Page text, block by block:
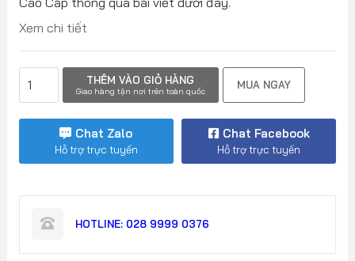
Xem chi tiết
Máy
biệt
thông
THÊM VÀO GIỎ HÀNG
Giao hàng tận nơi trên toàn quốc
MUA NGAY
Chat Zalo
Hỗ trợ trực tuyến
Chat Facebook
Hỗ trợ trực tuyến
HOTLINE: 028 9999 0376